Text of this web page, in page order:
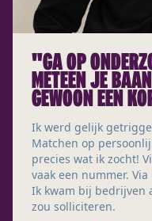
"GA OP
METEEN JE
GEWOON EEN
Ik werd gelijk
Matchen op
precies wat ik zocht!
vaak een nummer.
Ik kwam bij bedrijven
zou solliciteren.